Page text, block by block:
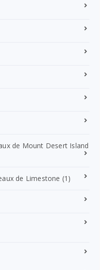
de Mount Desert Island
de Limestone (1)